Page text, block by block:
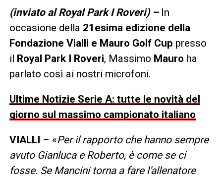
(inviato al Royal Park I Roveri) –In
occasione della 21esima edizione della
Fondazione Vialli e Mauro Golf Cup presso
il Royal Park I Roveri, Massimo Mauro ha
parlato così ai nostri microfoni.
Ultime Notizie Serie A: tutte le novità del
giorno sul massimo campionato italiano
VIALLI – «Per il rapporto che hanno sempre
avuto Gianluca e Roberto, è come se ci
fosse. Se Mancini torna a fare l’allenatore